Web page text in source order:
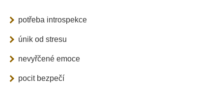
potřeba introspekce
únik od stresu
nevyřčené emoce
pocit bezpečí